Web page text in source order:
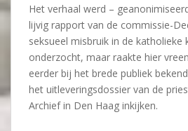
Het verhaal werd –
lijvig rapport van de commissie-
seksueel misbruik in de katholieke
onderzocht, maar raakte hier
eerder bij het brede publiek
het uitleveringsdossier van de
Archief in Den Haag inkijken.